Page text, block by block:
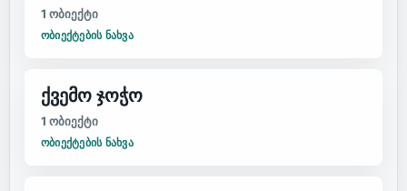
1 ობიექტი
ᲝᲑᲘᲔᲥᲢᲔᲑᲘᲡ ᲜᲐᲮᲕᲐ
ქვემო ჯოჭო
1 ობიექტი
ᲝᲑᲘᲔᲥᲢᲔᲑᲘᲡ ᲜᲐᲮᲕᲐ